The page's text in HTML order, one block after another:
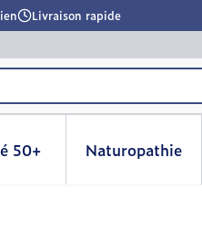
Livraison rapide
Régime, alimentation &
pour la catégorie
50+ le sous-menu pour
Naturopathie
Afficher